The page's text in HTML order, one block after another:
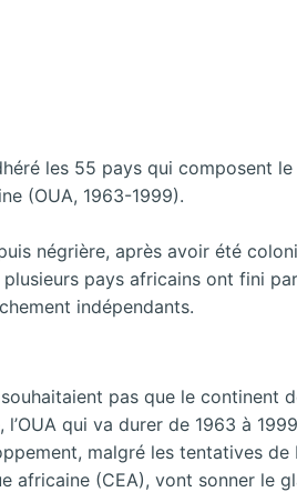
les 55 pays qui composent
(OUA, 1963-1999).
négrière, après avoir été
pays africains ont fini
indépendants.
pas que le continent
qui va durer de 1963 à
malgré les tentatives
africaine (CEA), vont sonner le